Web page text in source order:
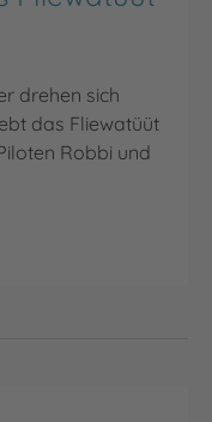
drehen sich
das Fliewatüüt
Robbi und